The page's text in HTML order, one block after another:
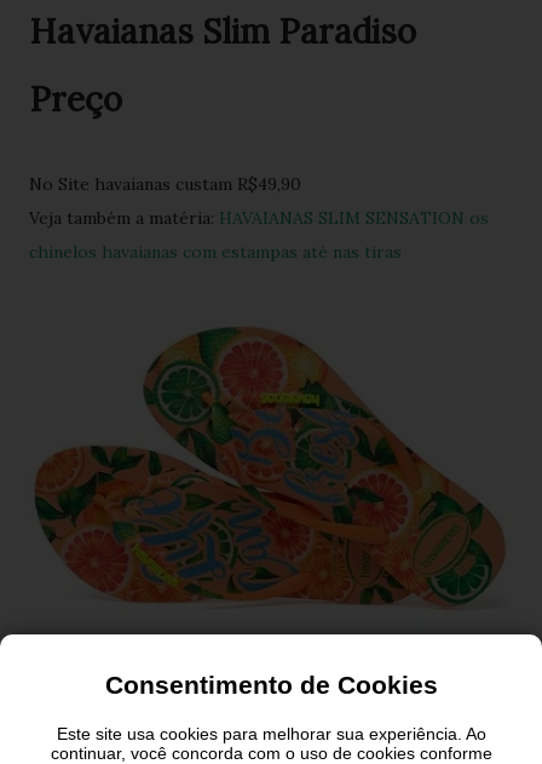
Havaianas Slim Paradiso
Preço
No Site havaianas custam R$49,90
Veja também a matéria: HAVAIANAS SLIM SENSATION os
chinelos havaianas com estampas até nas tiras
Consentimento de Cookies
Este site usa cookies para melhorar sua experiência. Ao
continuar, você concorda com o uso de cookies conforme